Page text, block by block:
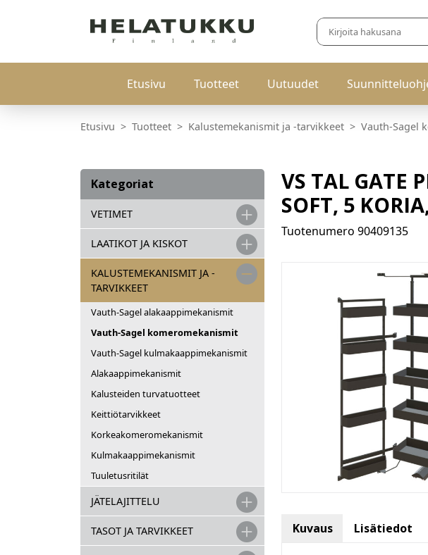
Etusivu Tuotteet Uutuudet
Etusivu Tuotteet Kalustemekanismit ja -tarvikkeet Vauth-Sagel
Kategoriat
VETIMET
LAATIKOT JA KISKOT
KALUSTEMEKANISMIT JA -
TARVIKKEET
Vauth-Sagel alakaappimekanismit
Vauth-Sagel komeromekanismit
Vauth-Sagel kulmakaappimekanismit
Alakaappimekanismit
Kalusteiden turvatuotteet
Keittiötarvikkeet
Korkeakomeromekanismit
Kulmakaappimekanismit
Tuuletusritilät
JÄTELAJITTELU
TASOT JA TARVIKKEET
VS TAL GATE
SOFT, 5
Tuotenumero 90409135
Kuvaus Lisätiedot